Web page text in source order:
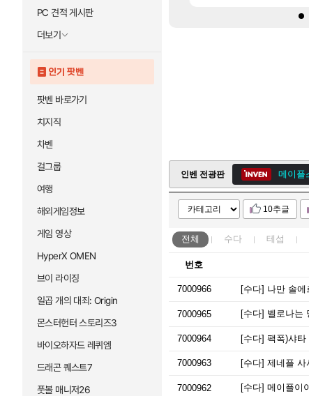
PC 견적 게시판
더보기
인기 팟벤
팟벤 바로가기
치지직
차벤
걸그룹
여행
해외게임정보
게임 영상
HyperX OMEN
브이 라이징
일곱 개의 대죄: Origin
몬스터헌터 스토리즈3
바이오하자드 레퀴엠
드래곤 퀘스트7
풋볼 매니저26
인벤 전광판
메이플
10추글
전체 수다 테섭
번호
7000966 [수다] 나만 솔에
7000965 [수다] 벨로나는
7000964 [수다] 팩폭)샤타
7000963 [수다] 제네플 사
7000962 [수다] 메이플이